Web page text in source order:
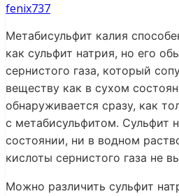
fenix737
Метабисульфит калия
как сульфит натрия, но его
сернистого газа, который
веществу как в сухом
обнаруживается сразу, как
с метабисульфитом. Сульфит
состоянии, ни в водном
кислоты сернистого газа не
Можно различить сульфит